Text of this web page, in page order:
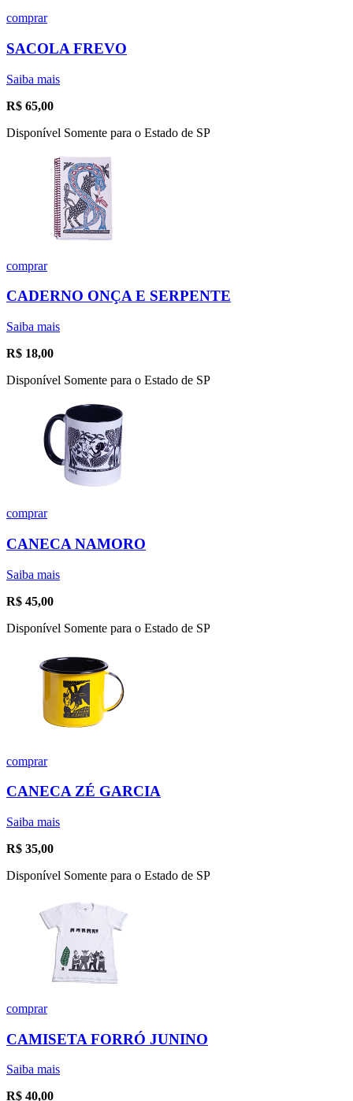
comprar
SACOLA FREVO
Saiba mais
R$ 65,00
Disponível Somente para o Estado de SP
comprar
CADERNO ONÇA E SERPENTE
Saiba mais
R$ 18,00
Disponível Somente para o Estado de SP
comprar
CANECA NAMORO
Saiba mais
R$ 45,00
Disponível Somente para o Estado de SP
comprar
CANECA ZÉ GARCIA
Saiba mais
R$ 35,00
Disponível Somente para o Estado de SP
comprar
CAMISETA FORRÓ JUNINO
Saiba mais
R$ 40,00